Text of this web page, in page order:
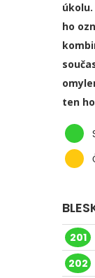
ho
ten
201
202